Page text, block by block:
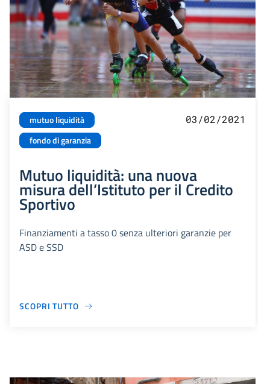
mutuo liquidità
fondo di garanzia
03/02/2021
Mutuo liquidità: una nuova
misura dell’Istituto per il Credito
Sportivo
Finanziamenti a tasso 0 senza ulteriori garanzie per
ASD e SSD
SCOPRI TUTTO